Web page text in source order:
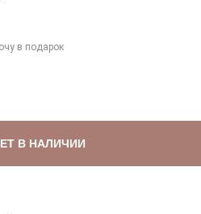
в подарок
В НАЛИЧИИ